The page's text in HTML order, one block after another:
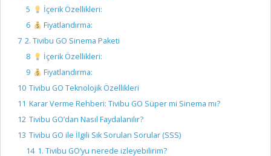
5
İçerik Özellikleri:
6
Fiyatlandırma:
7 2. Tivibu GO Sinema Paketi
8
İçerik Özellikleri:
9
Fiyatlandırma:
10 Tivibu GO Teknolojik Özellikleri
11 Karar Verme Rehberi: Tivibu GO Süper mi Sinema mı?
12 Tivibu GO’dan Nasıl Faydalanılır?
13 Tivibu GO ile İlgili Sık Sorulan Sorular (SSS)
14 1. Tivibu GO’yu nerede izleyebilirim?